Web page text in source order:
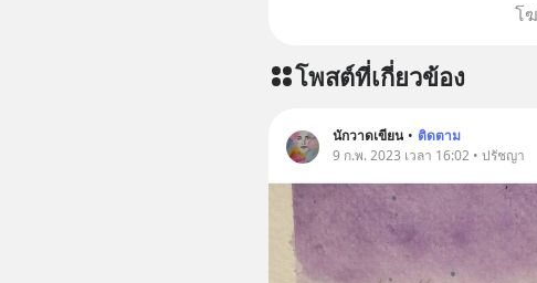
โ
โพสต์ที่เกี่ยวข้อง
นักวาดเขียน • ติดตาม
9 ก.พ. 2023 เวลา 16:02 • ปรัชญา